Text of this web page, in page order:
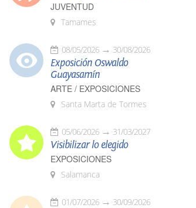
JUVENTUD
Tamames
08/05/2026 30/08/2026
Exposición Oswaldo
Guayasamín
ARTE / EXPOSICIONES
Santa Marta de Tormes
05/06/2026 31/03/2027
Visibilizar lo elegido
EXPOSICIONES
Salamanca
01/07/2026 30/09/2026